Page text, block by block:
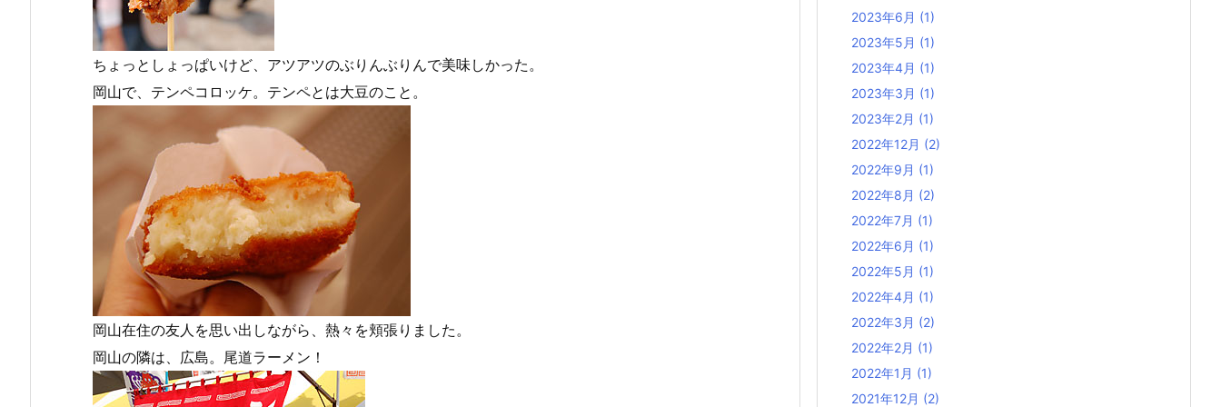
ちょっとしょっぱいけど、アツアツのぶりんぶりんで美味しかった。
岡山で、テンペコロッケ。テンペとは大豆のこと。
岡山在住の友人を思い出しながら、熱々を頬張りました。
岡山の隣は、広島。尾道ラーメン！
2023年6月 (1)
2023年5月 (1)
2023年4月 (1)
2023年3月 (1)
2023年2月 (1)
2022年12月 (2)
2022年9月 (1)
2022年8月 (2)
2022年7月 (1)
2022年6月 (1)
2022年5月 (1)
2022年4月 (1)
2022年3月 (2)
2022年2月 (1)
2022年1月 (1)
2021年12月 (2)